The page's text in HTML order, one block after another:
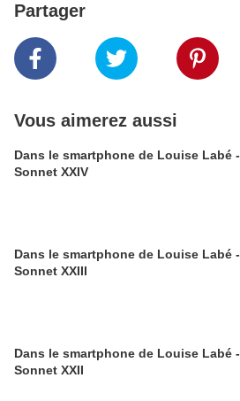
Partager
Vous aimerez aussi
Dans le smartphone de Louise Labé -
Sonnet XXIV
Dans le smartphone de Louise Labé -
Sonnet XXIII
Dans le smartphone de Louise Labé -
Sonnet XXII